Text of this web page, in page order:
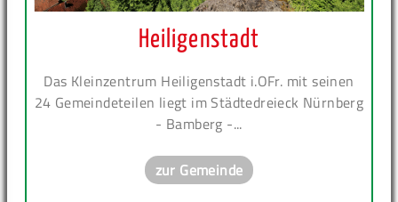
Heiligenstadt
Das Kleinzentrum Heiligenstadt i.OFr. mit seinen
24 Gemeindeteilen liegt im Städtedreieck Nürnberg
- Bamberg -...
zur Gemeinde